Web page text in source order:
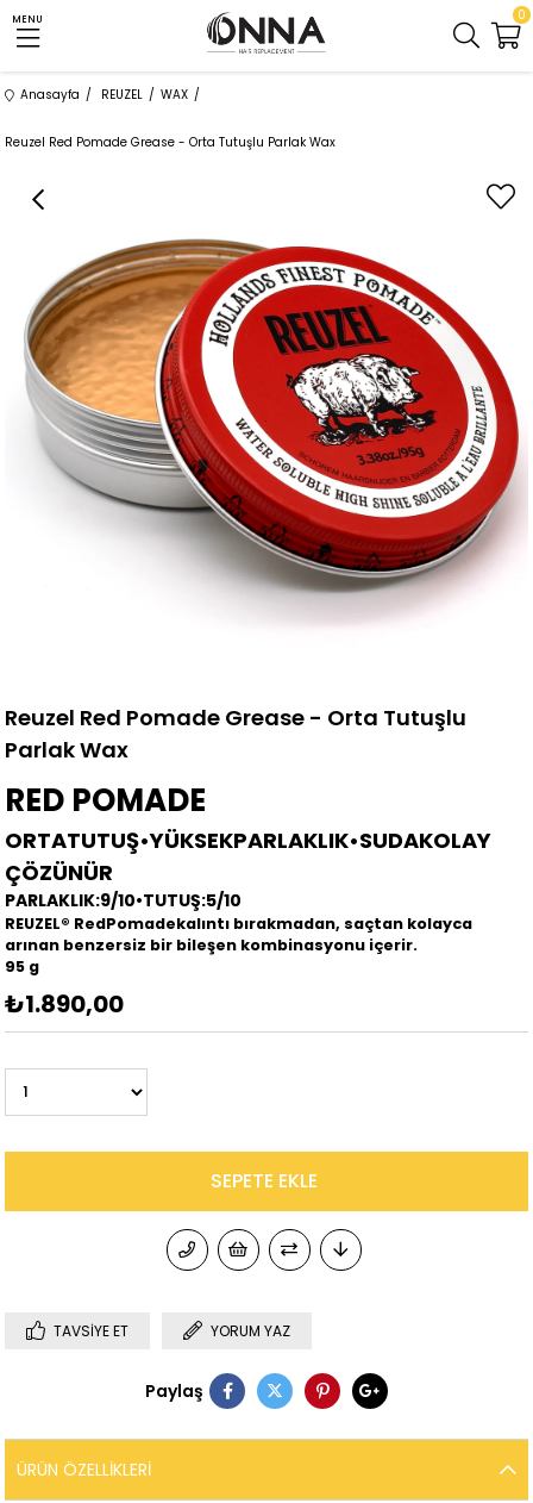
MENU 0
Anasayfa REUZEL WAX
Reuzel Red Pomade Grease - Orta Tutuşlu Parlak Wax
Reuzel Red Pomade Grease - Orta Tutuşlu
Parlak Wax
RED POMADE
ORTATUTUŞ•YÜKSEKPARLAKLIK•SUDAKOLAY
ÇÖZÜNÜR
PARLAKLIK:9/10•TUTUŞ:5/10
REUZEL® RedPomadekalıntı bırakmadan, saçtan kolayca
arınan benzersiz bir bileşen kombinasyonu içerir.
95 g
₺1.890,00
TAVSIYE ET YORUM YAZ
Paylaş
ÜRÜN ÖZELLIKLERI